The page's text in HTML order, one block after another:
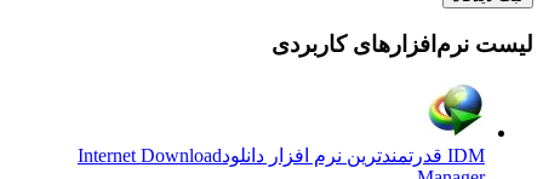
نرم‌افزارهای کاربردی
Internet Download